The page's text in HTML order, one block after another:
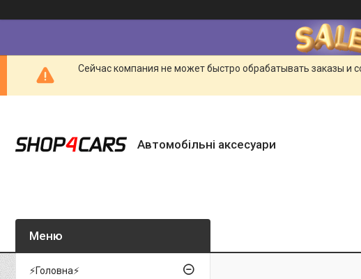
Сейчас компания не может быстро обрабатывать заказы и
Автомобільні аксесуари
⚡Головна⚡